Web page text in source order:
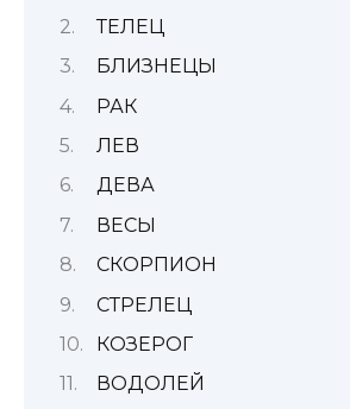
ТЕЛЕЦ
БЛИЗНЕЦЫ
РАК
ЛЕВ
ДЕВА
ВЕСЫ
СКОРПИОН
СТРЕЛЕЦ
КОЗЕРОГ
ВОДОЛЕЙ